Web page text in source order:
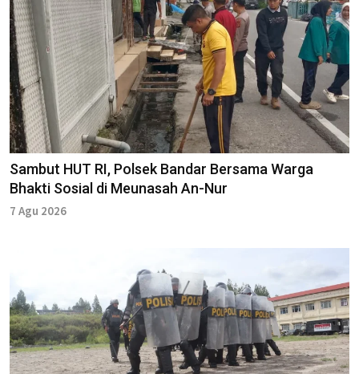
Sambut HUT RI, Polsek Bandar Bersama Warga
Bhakti Sosial di Meunasah An-Nur
7 Agu 2026